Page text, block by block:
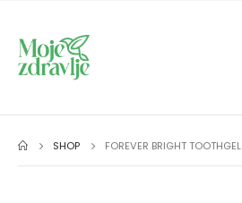
SHOP FOREVER BRIGHT TOOTHGEL